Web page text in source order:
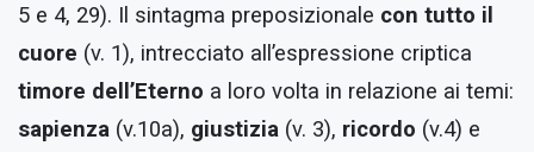
5 e 4, 29). Il sintagma preposizionale con tutto il
cuore (v. 1), intrecciato all’espressione criptica
timore dell’Eterno a loro volta in relazione ai temi:
sapienza (v.10a), giustizia (v. 3), ricordo (v.4) e